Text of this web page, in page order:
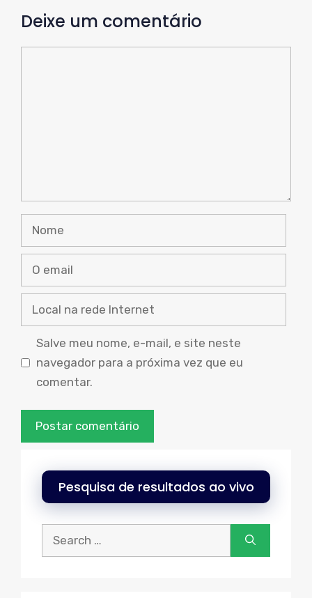
Deixe um comentário
Nome
email
Local
na
rede
Internet
Salve meu nome, e-mail, e site neste
navegador para a próxima vez que eu
comentar.
Pesquisa de resultados ao vivo
Procurar: